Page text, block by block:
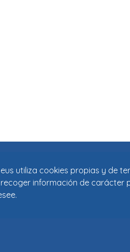
utiliza cookies propias y de
información de carácter